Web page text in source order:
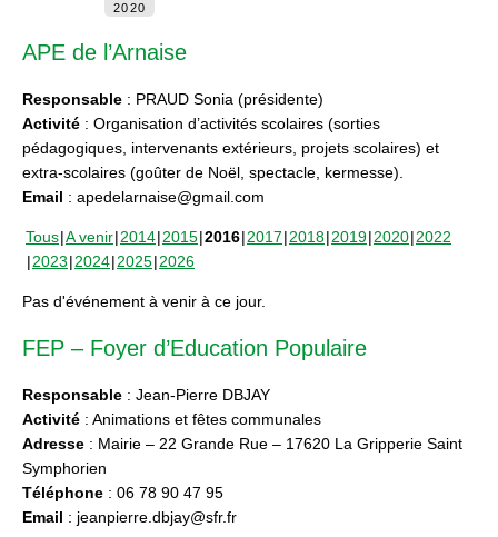
2020
APE de l’Arnaise
Responsable : PRAUD Sonia (présidente)
Activité : Organisation d’activités scolaires (sorties
pédagogiques, intervenants extérieurs, projets scolaires) et
extra-scolaires (goûter de Noël, spectacle, kermesse).
Email : apedelarnaise@gmail.com
Tous A venir 2014 2015 2016 2017 2018 2019 2020 2022
2023 2024 2025 2026
Pas d'événement à venir à ce jour.
FEP – Foyer d’Education Populaire
Responsable : Jean-Pierre DBJAY
Activité : Animations et fêtes communales
Adresse : Mairie – 22 Grande Rue – 17620 La Gripperie Saint
Symphorien
Téléphone : 06 78 90 47 95
Email : jeanpierre.dbjay@sfr.fr